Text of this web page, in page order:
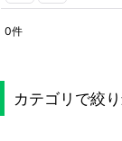
並び順:
0件
カテゴリで絞